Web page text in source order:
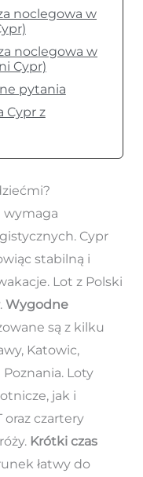
noclegowa w
noclegowa w
Cypr)
pytania
Cypr z
wymaga
Cypr
stabilną i
Lot z Polski
Wygodne
są z kilku
Katowic,
Poznania. Loty
jak i
oraz czartery
Krótki czas
łatwy do